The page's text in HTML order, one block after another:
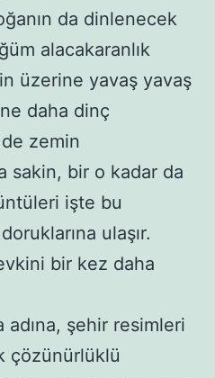
da dinlenecek
alacakaranlık
üzerine yavaş yavaş
daha dinç
zemin
sakin, bir o kadar da
işte bu
ulaşır.
bir kez daha
şehir resimleri
çözünürlüklü